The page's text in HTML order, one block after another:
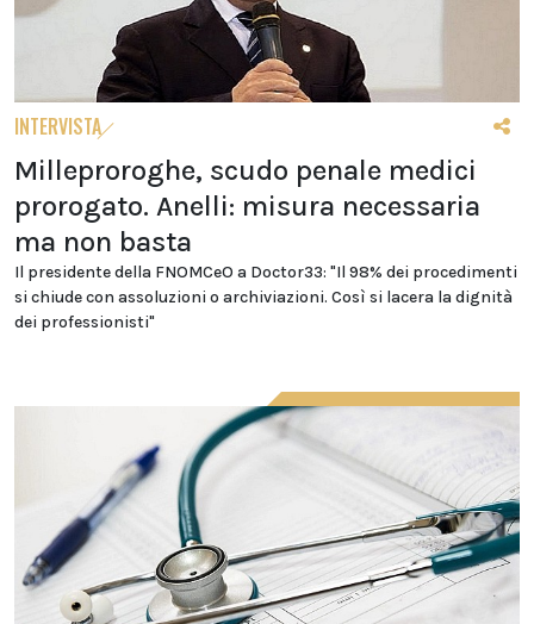
INTERVISTA
Milleproroghe, scudo penale medici
prorogato. Anelli: misura necessaria
ma non basta
Il presidente della FNOMCeO a Doctor33: "Il 98% dei procedimenti
si chiude con assoluzioni o archiviazioni. Così si lacera la dignità
dei professionisti"